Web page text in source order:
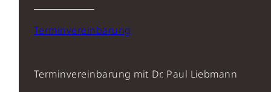
Terminvereinbarung
Terminvereinbarung mit Dr. Paul Liebmann